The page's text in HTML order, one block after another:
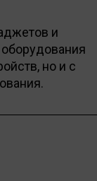
и
но и с